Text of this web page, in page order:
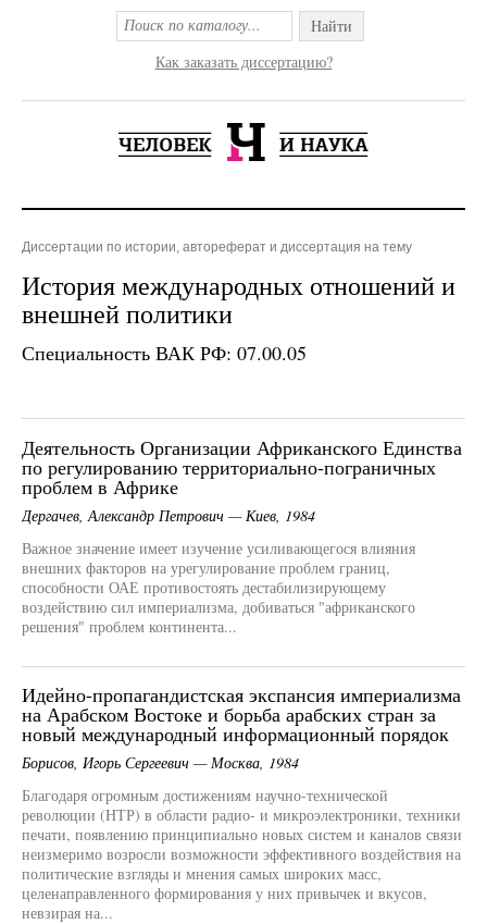
Найти
Как заказать диссертацию?
Диссертации по истории, автореферат и диссертация на тему
История международных отношений и
внешней политики
Специальность ВАК РФ: 07.00.05
Деятельность Организации Африканского Единства
по регулированию территориально-пограничных
проблем в Африке
Дергачев, Александр Петрович — Киев, 1984
Важное значение имеет изучение усиливающегося влияния
внешних факторов на урегулирование проблем границ,
способности ОАЕ противостоять дестабилизирующему
воздействию сил империализма, добиваться "африканского
решения" проблем континента...
Идейно-пропагандистская экспансия империализма
на Арабском Востоке и борьба арабских стран за
новый международный информационный порядок
Борисов, Игорь Сергеевич — Москва, 1984
Благодаря огромным достижениям научно-технической
революции (НТР) в области радио- и микроэлектроники, техники
печати, появлению принципиально новых систем и каналов связи
неизмеримо возросли возможности эффективного воздействия на
политические взгляды и мнения самых широких масс,
целенаправленного формирования у них привычек и вкусов,
невзирая на...